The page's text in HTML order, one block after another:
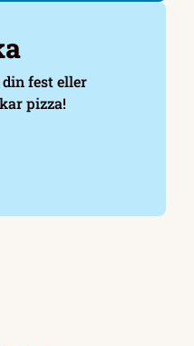
fest eller
pizza!